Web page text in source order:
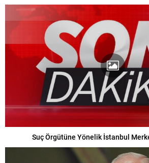
Suç Örgütüne Yönelik İstanbul